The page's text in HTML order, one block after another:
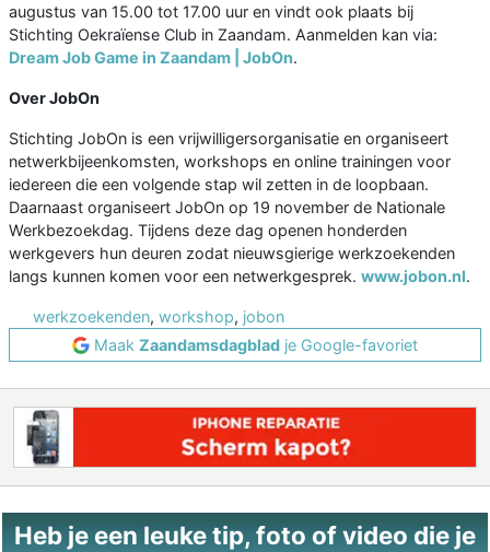
augustus van 15.00 tot 17.00 uur en vindt ook plaats bij
Stichting Oekraïense Club in Zaandam. Aanmelden kan via:
Dream Job Game in Zaandam | JobOn.
Over JobOn
Stichting JobOn is een vrijwilligersorganisatie en organiseert
netwerkbijeenkomsten, workshops en online trainingen voor
iedereen die een volgende stap wil zetten in de loopbaan.
Daarnaast organiseert JobOn op 19 november de Nationale
Werkbezoekdag. Tijdens deze dag openen honderden
werkgevers hun deuren zodat nieuwsgierige werkzoekenden
langs kunnen komen voor een netwerkgesprek. www.jobon.nl.
werkzoekenden, workshop, jobon
Maak Zaandamsdagblad je Google-favoriet
Heb je een leuke tip, foto of video die je